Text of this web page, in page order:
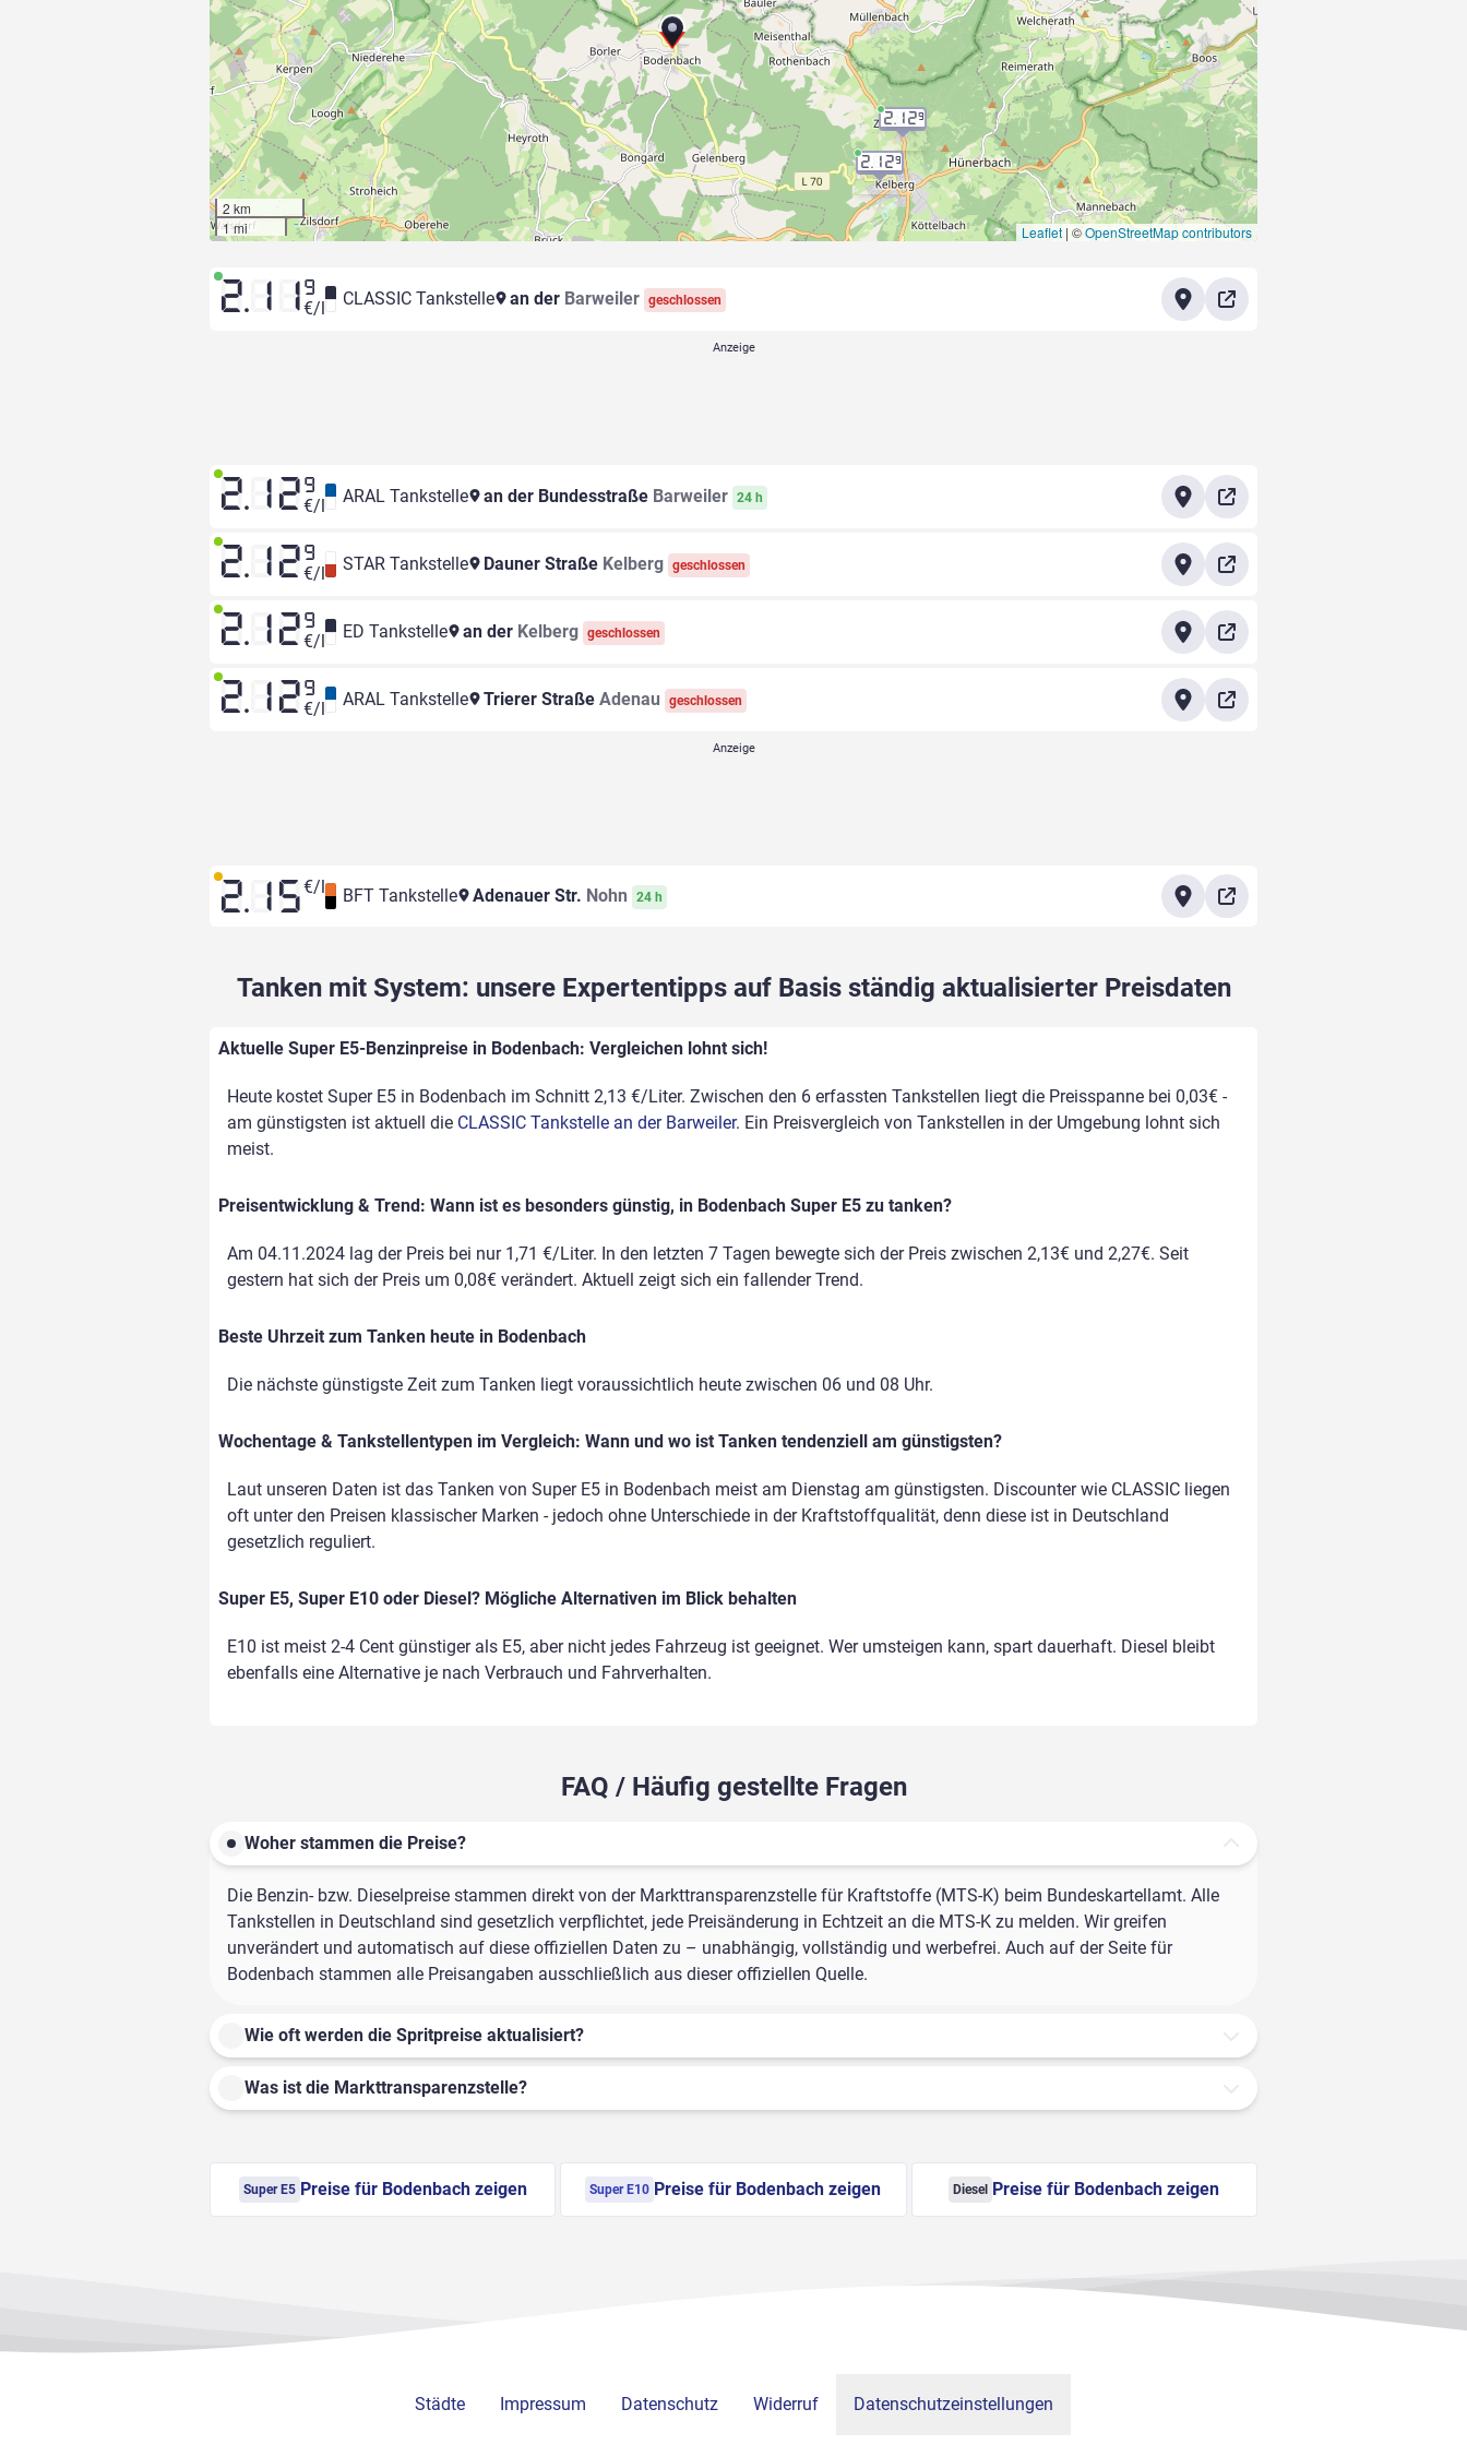
2.129
2.129
2 km
1 mi
Leaflet | ©OpenStreetMap contributors
2.11 9
€/l CLASSIC Tankstelle an der Barweiler geschlossen
2.12 9
€/l ARAL Tankstelle an der Bundesstraße Barweiler 24 h
2.12 9
€/l STAR Tankstelle Dauner Straße Kelberg geschlossen
2.12 9
€/l ED Tankstelle an der Kelberg geschlossen
2.12 9
€/l ARAL Tankstelle Trierer Straße Adenau geschlossen
2.15€/l BFT Tankstelle Adenauer Str. Nohn 24 h
Tanken mit System: unsere Expertentipps auf Basis ständig aktualisierter Preisdaten
Aktuelle Super E5-Benzinpreise in Bodenbach: Vergleichen lohnt sich!
Heute kostet Super E5 in Bodenbach im Schnitt 2,13 €/Liter. Zwischen den 6 erfassten Tankstellen liegt die Preisspanne bei 0,03€ -
am günstigsten ist aktuell die CLASSIC Tankstelle an der Barweiler. Ein Preisvergleich von Tankstellen in der Umgebung lohnt sich
meist.
Preisentwicklung & Trend: Wann ist es besonders günstig, in Bodenbach Super E5 zu tanken?
Am 04.11.2024 lag der Preis bei nur 1,71 €/Liter. In den letzten 7 Tagen bewegte sich der Preis zwischen 2,13€ und 2,27€. Seit
gestern hat sich der Preis um 0,08€ verändert. Aktuell zeigt sich ein fallender Trend.
Beste Uhrzeit zum Tanken heute in Bodenbach
Die nächste günstigste Zeit zum Tanken liegt voraussichtlich heute zwischen 06 und 08 Uhr.
Wochentage & Tankstellentypen im Vergleich: Wann und wo ist Tanken tendenziell am günstigsten?
Laut unseren Daten ist das Tanken von Super E5 in Bodenbach meist am Dienstag am günstigsten. Discounter wie CLASSIC liegen
oft unter den Preisen klassischer Marken - jedoch ohne Unterschiede in der Kraftstoffqualität, denn diese ist in Deutschland
gesetzlich reguliert.
Super E5, Super E10 oder Diesel? Mögliche Alternativen im Blick behalten
E10 ist meist 2-4 Cent günstiger als E5, aber nicht jedes Fahrzeug ist geeignet. Wer umsteigen kann, spart dauerhaft. Diesel bleibt
ebenfalls eine Alternative je nach Verbrauch und Fahrverhalten.
FAQ / Häufig gestellte Fragen
Woher stammen die Preise?
Die Benzin- bzw. Dieselpreise stammen direkt von der Markttransparenzstelle für Kraftstoffe (MTS-K) beim Bundeskartellamt. Alle
Tankstellen in Deutschland sind gesetzlich verpflichtet, jede Preisänderung in Echtzeit an die MTS-K zu melden. Wir greifen
unverändert und automatisch auf diese offiziellen Daten zu – unabhängig, vollständig und werbefrei. Auch auf der Seite für
Bodenbach stammen alle Preisangaben ausschließlich aus dieser offiziellen Quelle.
Wie oft werden die Spritpreise aktualisiert?
Was ist die Markttransparenzstelle?
Super E5 Preise für Bodenbach zeigen Super E10 Preise für Bodenbach zeigen Diesel Preise für Bodenbach zeigen
Städte Impressum Datenschutz Widerruf Datenschutzeinstellungen